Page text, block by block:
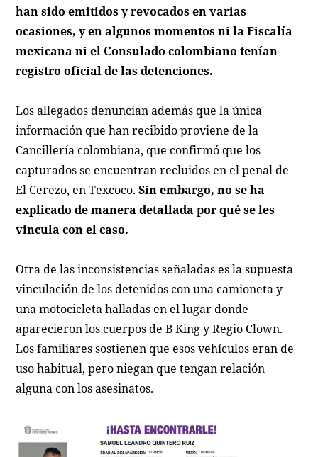
han sido emitidos y revocados en varias
ocasiones, y en algunos momentos ni la Fiscalía
mexicana ni el Consulado colombiano tenían
registro oficial de las detenciones.
Los allegados denuncian además que la única
información que han recibido proviene de la
Cancillería colombiana, que confirmó que los
capturados se encuentran recluidos en el penal de
El Cerezo, en Texcoco.Sin embargo, no se ha
explicado de manera detallada por qué se les
vincula con el caso.
Otra de las inconsistencias señaladas es la supuesta
vinculación de los detenidos con una camioneta y
una motocicleta halladas en el lugar donde
aparecieron los cuerpos de B King y Regio Clown.
Los familiares sostienen que esos vehículos eran de
uso habitual, pero niegan que tengan relación
alguna con los asesinatos.